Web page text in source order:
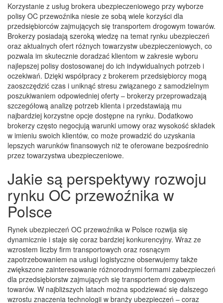
Korzystanie z usług brokera ubezpieczeniowego przy wyborze
polisy OC przewoźnika niesie ze sobą wiele korzyści dla
przedsiębiorców zajmujących się transportem drogowym towarów.
Brokerzy posiadają szeroką wiedzę na temat rynku ubezpieczeń
oraz aktualnych ofert różnych towarzystw ubezpieczeniowych, co
pozwala im skutecznie doradzać klientom w zakresie wyboru
najlepszej polisy dostosowanej do ich indywidualnych potrzeb i
oczekiwań. Dzięki współpracy z brokerem przedsiębiorcy mogą
zaoszczędzić czas i uniknąć stresu związanego z samodzielnym
poszukiwaniem odpowiedniej oferty – brokerzy przeprowadzają
szczegółową analizę potrzeb klienta i przedstawiają mu
najbardziej korzystne opcje dostępne na rynku. Dodatkowo
brokerzy często negocjują warunki umowy oraz wysokość składek
w imieniu swoich klientów, co może prowadzić do uzyskania
lepszych warunków finansowych niż te oferowane bezpośrednio
przez towarzystwa ubezpieczeniowe.
Jakie są perspektywy rozwoju
rynku OC przewoźnika w
Polsce
Rynek ubezpieczeń OC przewoźnika w Polsce rozwija się
dynamicznie i staje się coraz bardziej konkurencyjny. Wraz ze
wzrostem liczby firm transportowych oraz rosnącym
zapotrzebowaniem na usługi logistyczne obserwujemy także
zwiększone zainteresowanie różnorodnymi formami zabezpieczeń
dla przedsiębiorstw zajmujących się transportem drogowym
towarów. W najbliższych latach można spodziewać się dalszego
wzrostu znaczenia technologii w branży ubezpieczeń – coraz